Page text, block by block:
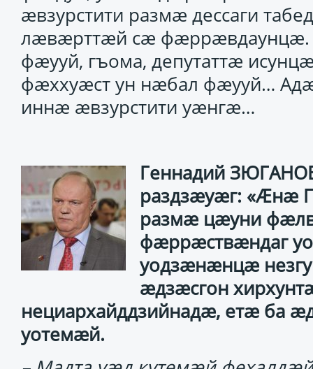
ӕвзурстити размӕ дессаги
лӕвӕрттӕй сӕ фӕррӕвдаунцӕ.
фӕууй, гъома, депутаттӕ
фӕххуӕст ун нӕбал фӕууй…
иннӕ ӕвзурстити уӕнгӕ…
Геннадий
раздзӕуӕг: «Ӕнӕ
размӕ цӕуни
фӕррӕствӕндаг
уодзӕнӕнцӕ
ӕдзӕсгон
нециархайддзийнадӕ, етӕ ба
уотемӕй.